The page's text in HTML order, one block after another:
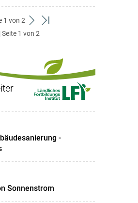
1 von 2
weiter
zum
zum
Seite 1 von 2
-
Sonnenstrom